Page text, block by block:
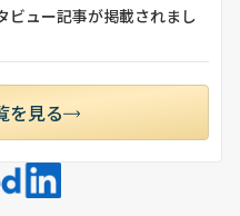
ビュー記事が掲載されまし
を見る